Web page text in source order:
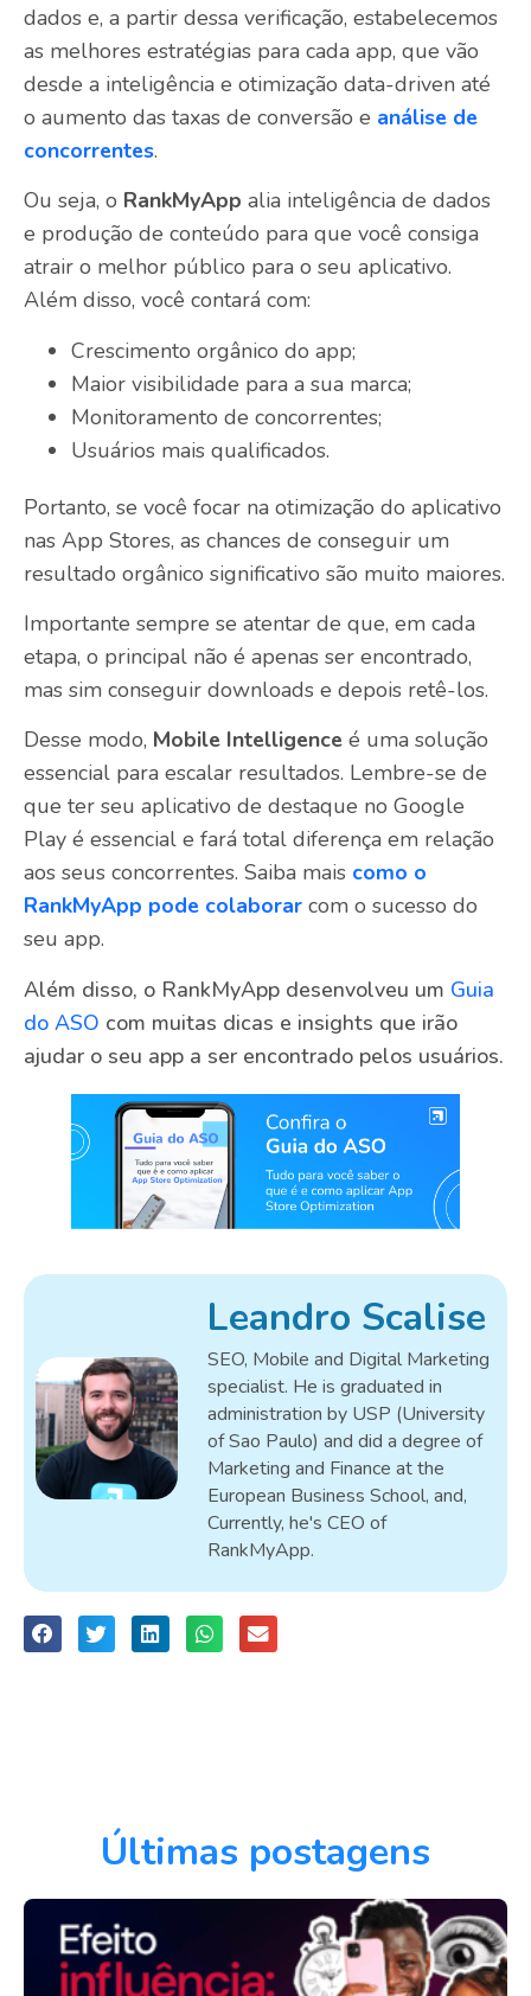
dados e, a partir dessa verificação, estabelecemos
as melhores estratégias para cada app, que vão
desde a inteligência e otimização data-driven até
o aumento das taxas de conversão e análise de
concorrentes.
Ou seja, o RankMyApp alia inteligência de dados
e produção de conteúdo para que você consiga
atrair o melhor público para o seu aplicativo.
Além disso, você contará com:
Crescimento orgânico do app;
Maior visibilidade para a sua marca;
Monitoramento de concorrentes;
Usuários mais qualificados.
Portanto, se você focar na otimização do aplicativo
nas App Stores, as chances de conseguir um
resultado orgânico significativo são muito maiores.
Importante sempre se atentar de que, em cada
etapa, o principal não é apenas ser encontrado,
mas sim conseguir downloads e depois retê-los.
Desse modo, Mobile Intelligence é uma solução
essencial para escalar resultados. Lembre-se de
que ter seu aplicativo de destaque no Google
Play é essencial e fará total diferença em relação
aos seus concorrentes. Saiba mais como o
RankMyApp pode colaborar com o sucesso do
seu app.
Além disso, o RankMyApp desenvolveu um Guia
do ASO com muitas dicas e insights que irão
ajudar o seu app a ser encontrado pelos usuários.
Leandro Scalise
SEO, Mobile and Digital Marketing
specialist. He is graduated in
administration by USP (University
of Sao Paulo) and did a degree of
Marketing and Finance at the
European Business School, and,
Currently, he's CEO of
RankMyApp.
Últimas postagens